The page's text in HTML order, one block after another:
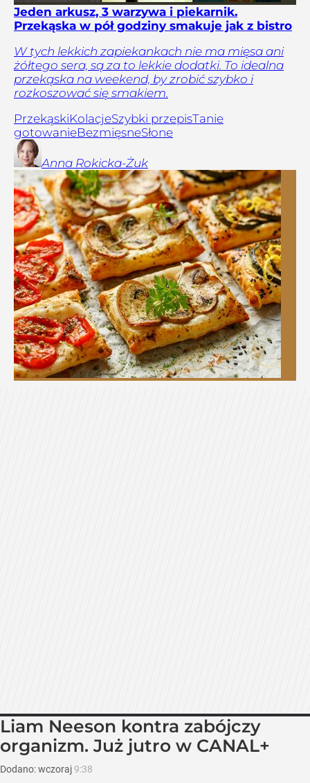
Jeden arkusz, 3 warzywa i piekarnik.
Przekąska w pół godziny smakuje jak z bistro
W tych lekkich zapiekankach nie ma mięsa ani
żółtego sera, są za to lekkie dodatki. To idealna
przekąska na weekend, by zrobić szybko i
rozkoszować się smakiem.
PrzekąskiKolacjeSzybki przepisTanie
gotowanieBezmięsneSłone
Anna Rokicka-Żuk
Liam Neeson kontra zabójczy
organizm. Już jutro w CANAL+
Dodano:wczoraj 9:38